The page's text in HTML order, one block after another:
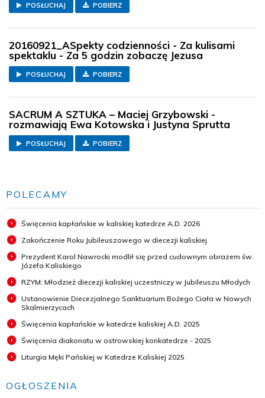
POSŁUCHAJ POBIERZ
20160921_ASpekty codzienności - Za kulisami
spektaklu - Za 5 godzin zobaczę Jezusa
POSŁUCHAJ POBIERZ
SACRUM A SZTUKA – Maciej Grzybowski -
rozmawiają Ewa Kotowska i Justyna Sprutta
POSŁUCHAJ POBIERZ
POLECAMY
Święcenia kapłańskie w kaliskiej katedrze A.D. 2026
Zakończenie Roku Jubileuszowego w diecezji kaliskiej
Prezydent Karol Nawrocki modlił się przed cudownym obrazem św.
Józefa Kaliskiego
RZYM: Młodzież diecezji kaliskiej uczestniczy w Jubileuszu Młodych
Ustanowienie Diecezjalnego Sanktuarium Bożego Ciała w Nowych
Skalmierzycach
Święcenia kapłańskie w katedrze kaliskiej A.D. 2025
Święcenia diakonatu w ostrowskiej konkatedrze - 2025
Liturgia Męki Pańskiej w Katedrze Kaliskiej 2025
OGŁOSZENIA